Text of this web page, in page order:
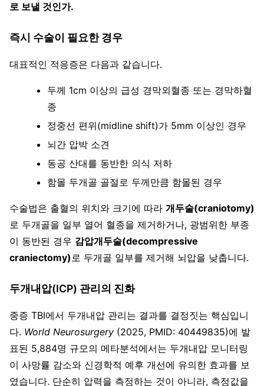
로 보낼 것인가.
즉시 수술이 필요한 경우
대표적인 적응증은 다음과 같습니다.
두께 1cm 이상의 급성 경막외혈종 또는 경막하혈
종
정중선 편위(midline shift)가 5mm 이상인 경우
뇌간 압박 소견
동공 산대를 동반한 의식 저하
함몰 두개골 골절로 두께만큼 함몰된 경우
수술법은 출혈의 위치와 크기에 따라 개두술(craniotomy)
로 두개골을 일부 열어 혈종을 제거하거나, 광범위한 부종
이 동반된 경우 감압개두술(decompressive
craniectomy)로 두개골 일부를 제거해 뇌압을 낮춥니다.
두개내압(ICP) 관리의 진화
중증 TBI에서 두개내압 관리는 결과를 결정짓는 핵심입니
다. World Neurosurgery (2025, PMID: 40449835)에 발
표된 5,884명 규모의 메타분석에서는 두개내압 모니터링
이 사망률 감소와 신경학적 예후 개선에 유의한 효과를 보
였습니다. 단순히 압력을 측정하는 것이 아니라, 측정값을